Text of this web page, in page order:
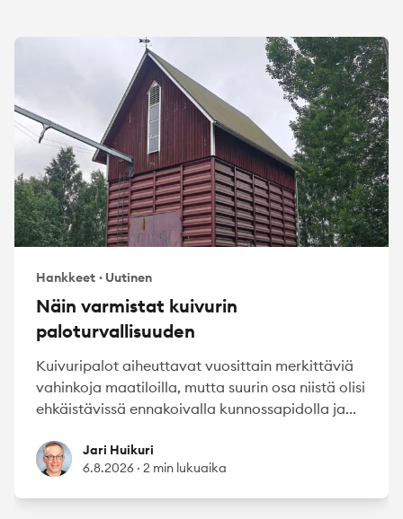
Hankkeet · Uutinen
Näin varmistat kuivurin
paloturvallisuuden
Kuivuripalot aiheuttavat vuosittain merkittäviä
vahinkoja maatiloilla, mutta suurin osa niistä olisi
ehkäistävissä ennakoivalla kunnossapidolla ja...
Jari HuikuriJari Huikuri
6.8.2026 · 2 min lukuaika